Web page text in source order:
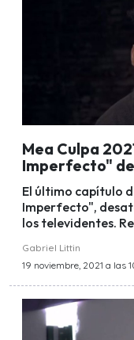
Mea Culpa
Imperfecto"
El último capítulo
Imperfecto",
los televidentes.
Gabriel Littin
19 noviembre, 2021 a las